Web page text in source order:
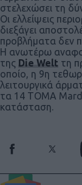
στελεχώσει τη
Οι ελλείψεις
διεξάγει
προβλήματα δεν
Η ανωτέρω
της Die Welt τη
οποίο, η 9η
λειτουργικά
τα 14 ΤΟΜΑ
κατάσταση.